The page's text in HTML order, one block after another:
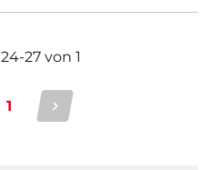
24-27 von 1
1